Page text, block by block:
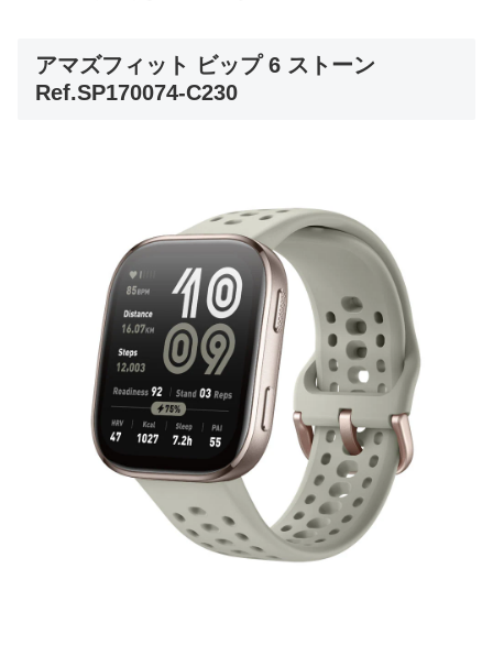
アマズフィット ビップ 6 ストーン
Ref.SP170074-C230